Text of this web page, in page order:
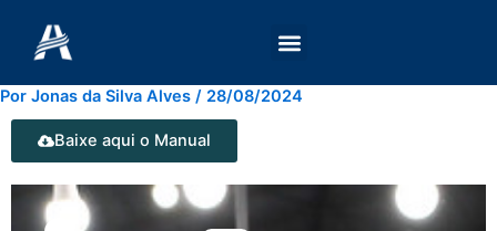
conteúdo
Por Jonas da Silva Alves / 28/08/2024
Baixe aqui o Manual